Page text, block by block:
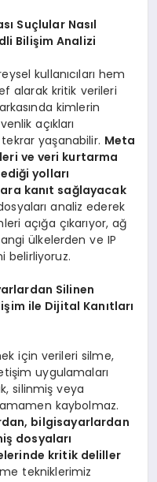
Suçlular Nasıl
Bilişim Analizi
kullanıcıları hem
alarak kritik verileri
kimlerin
açıkları
tekrar yaşanabilir. Meta
ve veri kurtarma
yolları
kanıt sağlayacak
analiz ederek
açığa çıkarıyor, ağ
ülkelerden ve IP
belirliyoruz.
Silinen
ile Dijital Kanıtları
için verileri silme,
uygulamaları
silinmiş veya
kaybolmaz.
bilgisayarlardan
dosyaları
kritik deliller
tekniklerimiz